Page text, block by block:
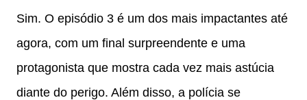
Sim. O episódio 3 é um dos mais impactantes até
agora, com um final surpreendente e uma
protagonista que mostra cada vez mais astúcia
diante do perigo. Além disso, a polícia se